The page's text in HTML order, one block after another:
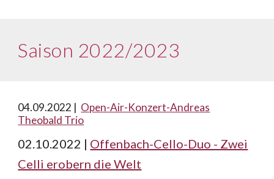
Saison 2022/2023
04.09.2022 | Open-Air-Konzert-Andreas
Theobald Trio
02.10.2022 | Offenbach-Cello-Duo - Zwei
Celli erobern die Welt